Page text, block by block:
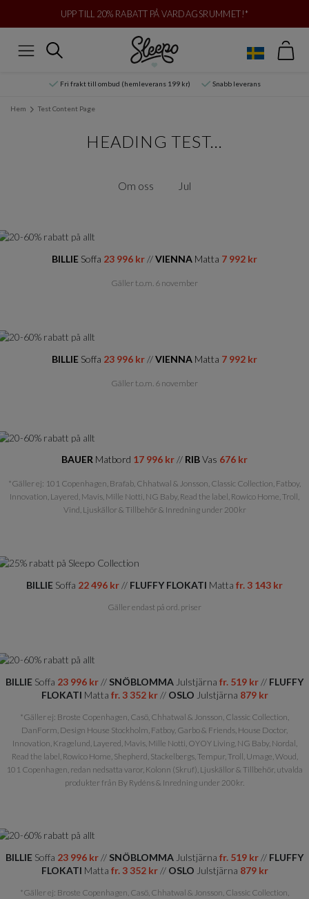
UPP TILL 20% RABATT PÅ VARDAGSRUMMET!*
Sök
Fri frakt till ombud (hemleverans 199 kr) Snabb leverans
Hem Test Content Page
HEADING TEST...
Om oss Jul
BILLIE Soffa 23 996 kr //VIENNA Matta 7 992 kr
Gäller t.o.m. 6 november
BILLIE Soffa 23 996 kr //VIENNA Matta 7 992 kr
Gäller t.o.m. 6 november
BAUER Matbord 17 996 kr// RIBVas 676 kr
*Gäller ej: 101 Copenhagen, Brafab, Chhatwal & Jonsson, Classic Collection, Fatboy,
Innovation, Layered, Mavis, Mille Notti, NG Baby, Read the label, Rowico Home, Troll,
Vind, Ljuskällor & Tillbehör & Inredning under 200kr
BILLIE Soffa 22 496 kr // FLUFFY FLOKATI Matta fr. 3 143 kr
Gäller endast på ord. priser
BILLIE Soffa 23 996 kr // SNÖBLOMMA Julstjärna fr. 519 kr // FLUFFY
FLOKATI Matta fr. 3 352 kr// OSLO Julstjärna 879 kr
*Gäller ej: Broste Copenhagen, Casö, Chhatwal & Jonsson, Classic Collection,
DanForm, Design House Stockholm, Fatboy, Garbo & Friends, House Doctor,
Innovation, Kragelund, Layered, Mavis, Mille Notti, OYOY Living, NG Baby, Nordal,
Read the label, Rowico Home, Shepherd, Stackelbergs, Tempur, Troll, Umage, Woud,
101 Copenhagen, redan nedsatta varor, Kolonn (Skruf), Ljuskällor & Tillbehör, utvalda
produkter från By Rydéns & Inredning under 200kr.
BILLIE Soffa 23 996 kr // SNÖBLOMMA Julstjärna fr. 519 kr // FLUFFY
FLOKATI Matta fr. 3 352 kr// OSLO Julstjärna 879 kr
*Gäller ej: Broste Copenhagen, Casö, Chhatwal & Jonsson, Classic Collection,